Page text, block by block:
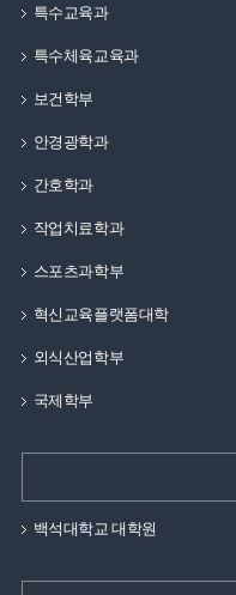
특수교육과
특수체육교육과
보건학부
안경광학과
간호학과
작업치료학과
스포츠과학부
혁신교육플랫폼대학
외식산업학부
국제학부
백석대학교 대학원